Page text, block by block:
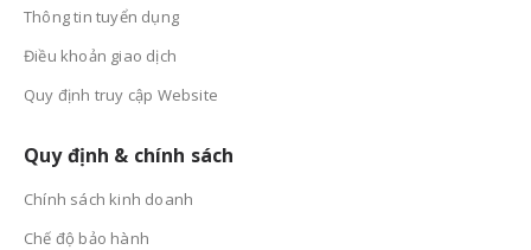
Thông tin tuyển dụng
Điều khoản giao dịch
Quy định truy cập Website
Quy định & chính sách
Chính sách kinh doanh
Chế độ bảo hành